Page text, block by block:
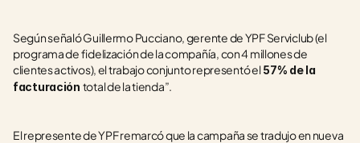
Según señaló Guillermo Pucciano, gerente de YPF Serviclub (el
programa de fidelización de la compañía, con 4 millones de
clientes activos), el trabajo conjunto representó el 57% de la
facturación total de la tienda”.
El represente de YPF remarcó que la campaña se tradujo en nueva